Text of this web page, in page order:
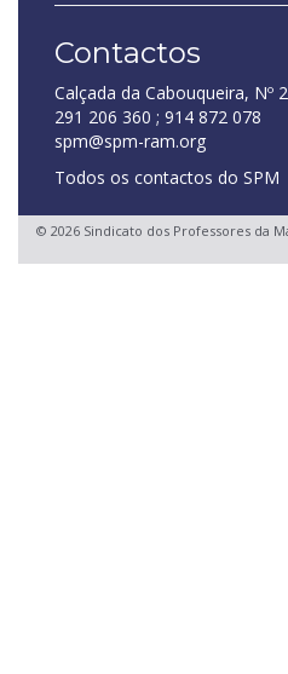
Contactos
Calçada da Cabouqueira, Nº
291 206 360 ; 914 872 078
spm@spm-ram.org
Todos os contactos do SPM
© 2026 Sindicato dos Professores da